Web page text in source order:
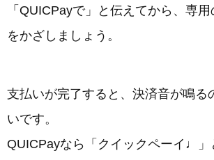
「QUICPayで」と伝えてから、専
をかざしましょう。
支払いが完了すると、決済音が鳴る
いです。
QUICPayなら「クイックペーイ♩」